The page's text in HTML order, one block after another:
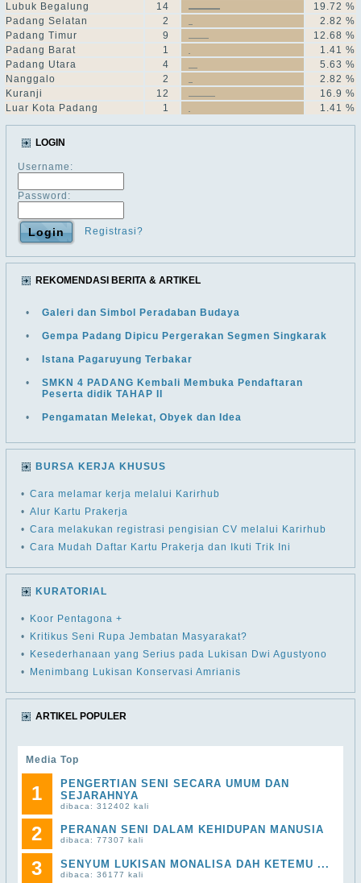
Lubuk Begalung
14
19.72 %
Padang Selatan
2
2.82 %
Padang Timur
9
12.68 %
Padang Barat
1
1.41 %
Padang Utara
4
5.63 %
Nanggalo
2
2.82 %
Kuranji
12
16.9 %
Luar Kota Padang
1 1.41 %
LOGIN
Username:
Password:
Registrasi?
REKOMENDASI BERITA & ARTIKEL
• Galeri dan Simbol Peradaban Budaya
• Gempa Padang Dipicu Pergerakan Segmen Singkarak
• Istana Pagaruyung Terbakar
•
SMKN 4 PADANG Kembali Membuka Pendaftaran
Peserta didik TAHAP II
• Pengamatan Melekat, Obyek dan Idea
BURSA KERJA KHUSUS
• Cara melamar kerja melalui Karirhub
• Alur Kartu Prakerja
• Cara melakukan registrasi pengisian CV melalui Karirhub
• Cara Mudah Daftar Kartu Prakerja dan Ikuti Trik Ini
KURATORIAL
•
Koor Pentagona +
•
Kritikus Seni Rupa Jembatan Masyarakat?
•
Kesederhanaan yang Serius pada Lukisan Dwi Agustyono
•
Menimbang Lukisan Konservasi Amrianis
ARTIKEL POPULER
Media Top
1
PENGERTIAN SENI SECARA UMUM DAN
SEJARAHNYA
dibaca: 312402 kali
2 PERANAN SENI DALAM KEHIDUPAN MANUSIA
dibaca: 77307 kali
3 SENYUM LUKISAN MONALISA DAH KETEMU ...
dibaca: 36177 kali